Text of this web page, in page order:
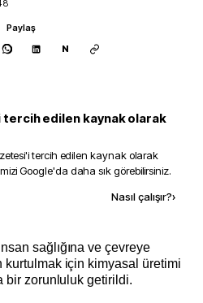
Paylaş
N
edilen kaynak olarak
'i tercih edilen kaynak olarak
Google'da daha sık görebilirsiniz.
Nasıl çalışır?›
için kimyasal üretimi
bir zorunluluk getirildi.